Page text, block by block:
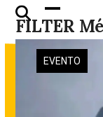
Skip
content
FILTER
Open
mobile
menu
Close
mobile
menu
EVENTO